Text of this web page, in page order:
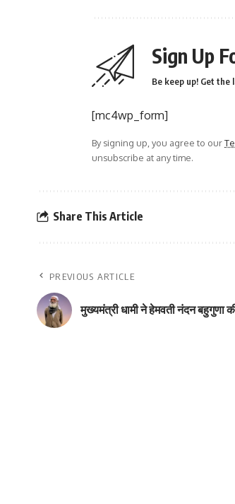
Sign Up
Be keep up! Get
[mc4wp_form]
By signing up, you agree to our
unsubscribe at any time.
Share This Article
PREVIOUS ARTICLE
मुख्यमंत्री धामी ने हेमवती नंदन बहुगुणा